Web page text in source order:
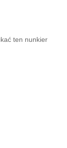
ten nunkier